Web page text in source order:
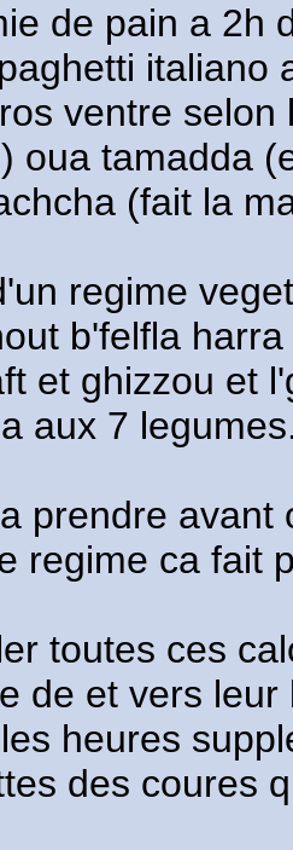
de pain a 2h
italiano
ventre
oua tamadda
(fait la
regime
b'felfla
et ghizzou et
aux 7
prendre avant
regime ca fait
toutes ces
de et vers
heures
des coures